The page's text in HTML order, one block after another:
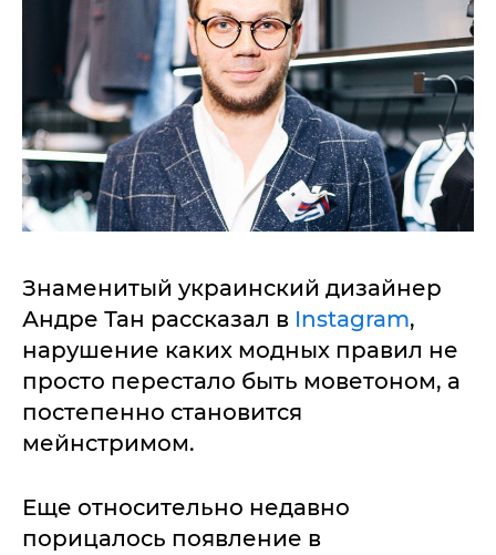
Знаменитый украинский дизайнер
Андре Тан рассказал в Instagram,
нарушение каких модных правил не
просто перестало быть моветоном, а
постепенно становится
мейнстримом.
Еще относительно недавно
порицалось появление в